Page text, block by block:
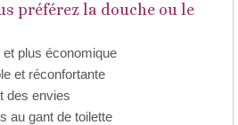
préférez la douche ou le
plus économique
et réconfortante
des envies
au gant de toilette